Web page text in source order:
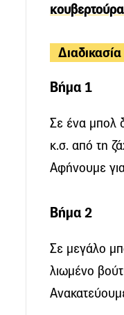
Διαδικασία
Βήμα 1
Σε ένα μπολ
κ.σ. από τη
Αφήνουμε
Βήμα 2
Σε μεγάλο
λιωμένο